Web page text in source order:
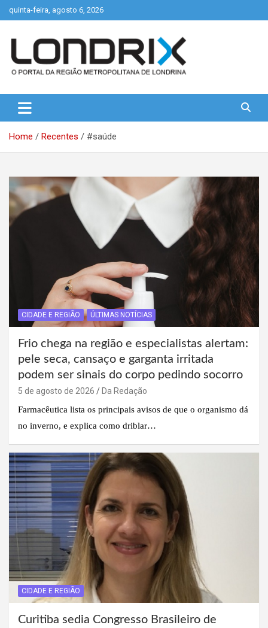
to
quinta-feira, agosto 6, 2026
Londrix
Home Recentes #saúde
CIDADE E REGIÃO ÚLTIMAS NOTÍCIAS
Frio chega na região e especialistas alertam:
pele seca, cansaço e garganta irritada
podem ser sinais do corpo pedindo socorro
5 de agosto de 2026
Da Redação
Farmacêutica lista os principais avisos de que o organismo dá
no inverno, e explica como driblar…
CIDADE E REGIÃO
Curitiba sedia Congresso Brasileiro de